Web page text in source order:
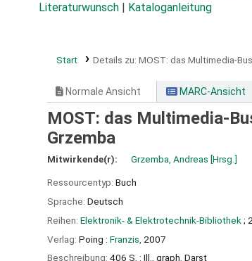
Literaturwunsch
Kataloganleitung
Start Details zu: MOST: das Multimedia-
Normale Ansicht MARC-Ansicht
MOST: das Multimedia-
Grzemba
Mitwirkende(r): Grzemba, Andreas [Hrsg.]
Ressourcentyp: Buch
Sprache: Deutsch
Reihen: Elektronik- & Elektrotechnik-Bibliothek ; 2
Verlag: Poing : Franzis, 2007
Beschreibung: 406 S. : Ill., graph. Darst